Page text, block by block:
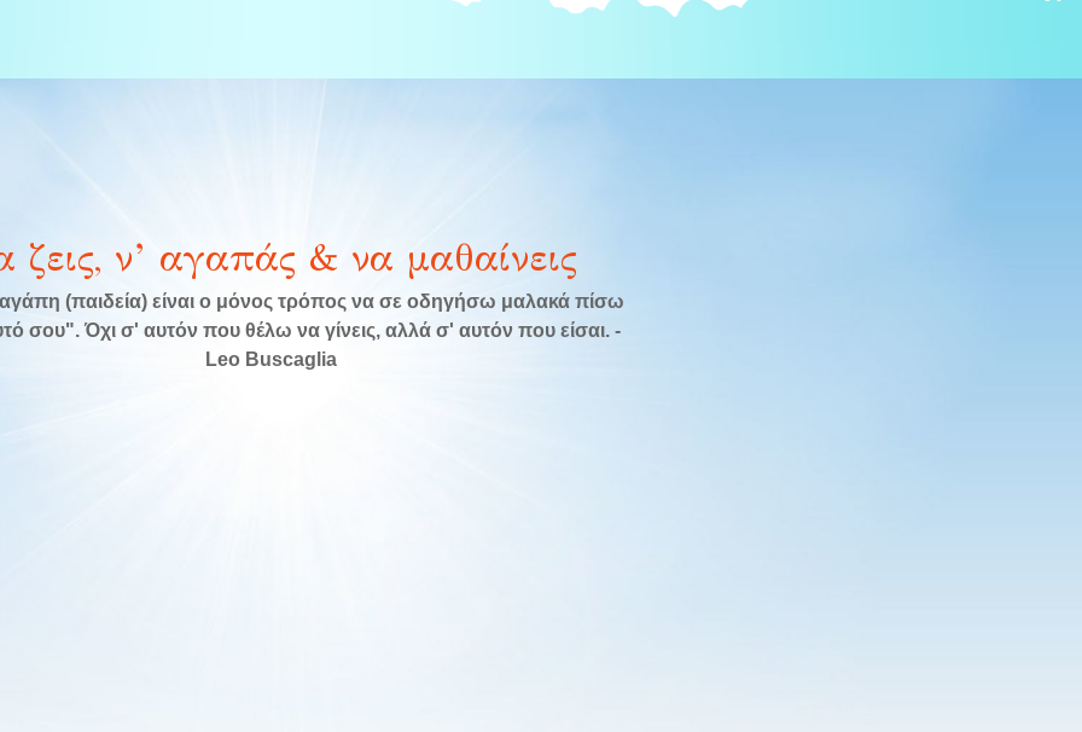
ζεις, ν’ αγαπάς & να μαθαίνεις
(παιδεία) είναι ο μόνος τρόπος να σε οδηγήσω μαλακά πίσω
σου". Όχι σ' αυτόν που θέλω να γίνεις, αλλά σ' αυτόν που είσαι. -
Leo Buscaglia